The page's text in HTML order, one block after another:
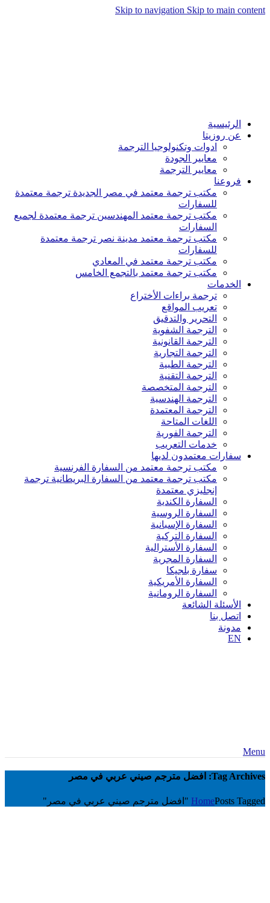
Skip to navigation Skip to main content
الرئيسية
عن روزيتا
ادوات وتكنولوجيا الترجمة
معايير الجودة
معايير الترجمة
فروعنا
مكتب ترجمة معتمد في مصر الجديدة ترجمة معتمدة
للسفارات
مكتب ترجمة معتمد المهندسين ترجمة معتمدة لجميع
السفارات
مكتب ترجمة معتمد مدينة نصر ترجمة معتمدة
للسفارات
مكتب ترجمة معتمد في المعادي
مكتب ترجمة معتمد بالتجمع الخامس
الخدمات
ترجمة براءات الأختراع
تعريب المواقع
التحرير والتدقيق
الترجمة الشفوية
الترجمة القانونية
الترجمة التجارية
الترجمة الطبية
الترجمة التقنية
الترجمة المتخصصة
الترجمة الهندسية
الترجمة المعتمدة
اللغات المتاحة
الترجمة الفورية
خدمات التعريب
سفارات معتمدون لديها
مكتب ترجمة معتمد من السفارة الفرنسية
مكتب ترجمة معتمد من السفارة البريطانية ترجمة
إنجليزي معتمدة
السفارة الكندية
السفارة الروسية
السفارة الإسبانية
السفارة التركية
السفارة الأسترالية
السفارة المجرية
سفارة بلجيكا
السفارة الأمريكية
السفارة الرومانية
الأسئلة الشائعة
اتصل بنا
مدونة
EN
Menu
Tag Archives: افضل مترجم صيني عربي في مصر
HomePosts Tagged "افضل مترجم صيني عربي في مصر"